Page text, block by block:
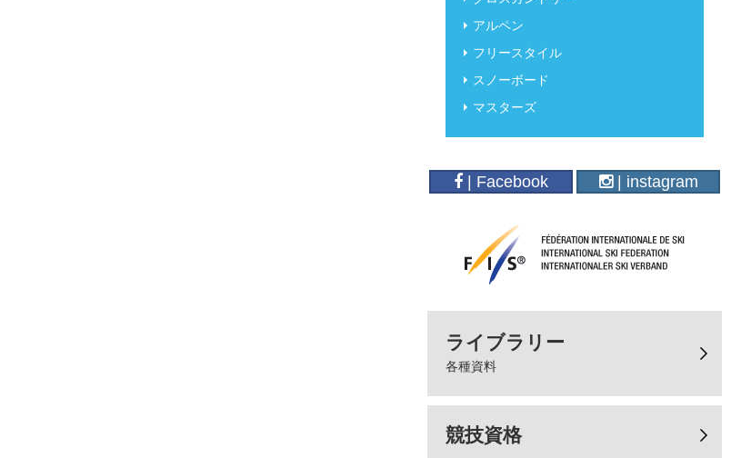
アルペン
フリースタイル
スノーボード
マスターズ
| Facebook | instagram
ライブラリー
各種資料
競技資格